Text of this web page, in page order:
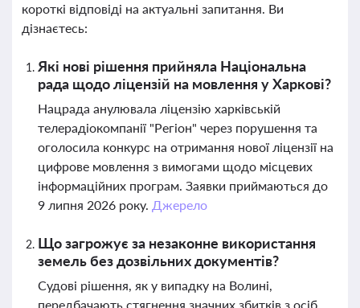
короткі відповіді на актуальні запитання. Ви
дізнаєтесь:
Які нові рішення прийняла Національна
рада щодо ліцензій на мовлення у Харкові?
Нацрада анулювала ліцензію харківській
телерадіокомпанії "Регіон" через порушення та
оголосила конкурс на отримання нової ліцензії на
цифрове мовлення з вимогами щодо місцевих
інформаційних програм. Заявки приймаються до
9 липня 2026 року. Джерело
Що загрожує за незаконне використання
земель без дозвільних документів?
Судові рішення, як у випадку на Волині,
передбачають стягнення значних збитків з осіб,